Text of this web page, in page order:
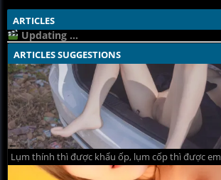
ARTICLES
Updating ...
ARTICLES SUGGESTIONS
Lụm thính thì được khẩu ốp, lụm cốp thì được em